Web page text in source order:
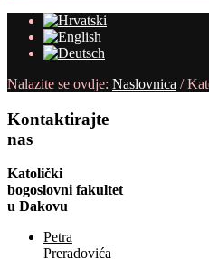
Nalazite se ovdje: Naslovnica /
Kontaktirajte
nas
Katolički
bogoslovni fakultet
u Đakovu
Petra
Preradovića